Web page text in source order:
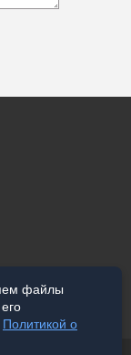
файлы
Политикой о